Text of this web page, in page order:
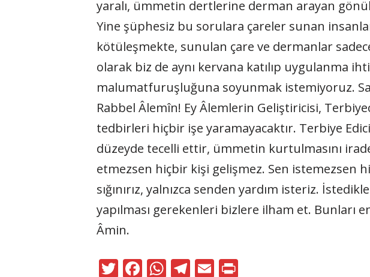
yaralı, ümmetin dertlerine derman arayan
Yine şüphesiz bu sorulara çareler sunan
kötüleşmekte, sunulan çare ve dermanlar
olarak biz de aynı kervana katılıp uygulanma
malumatfuruşluğuna soyunmak istemiyoruz.
Rabbel Âlemîn! Ey Âlemlerin Geliştiricisi,
tedbirleri hiçbir işe yaramayacaktır. Terbiye
düzeyde tecelli ettir, ümmetin kurtulmasını
etmezsen hiçbir kişi gelişmez. Sen istemezsen
sığınırız, yalnızca senden yardım isteriz.
yapılması gerekenleri bizlere ilham et. Bunları
Âmin.
T F W T E Pr